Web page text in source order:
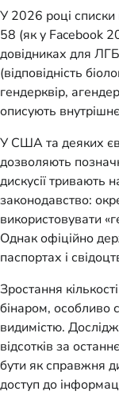
У 2026 році списки
58 (як у Facebook
довідниках для
(відповідність
гендерквір,
описують
У США та деяких
дозволяють
дискусії тривають
законодавство:
використовувати
Однак офіційно
паспортах і
Зростання
бінаром, особливо
видимістю.
відсотків за
бути як справжня
доступ до